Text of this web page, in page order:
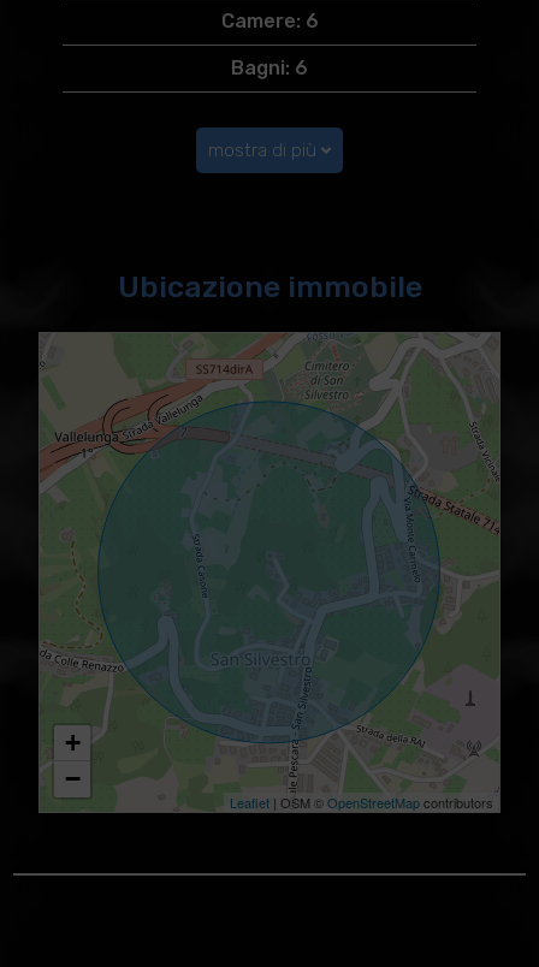
Camere: 6
Bagni: 6
mostra di più
Ubicazione immobile
+
−
Leaflet| OSM ©OpenStreetMapcontributors